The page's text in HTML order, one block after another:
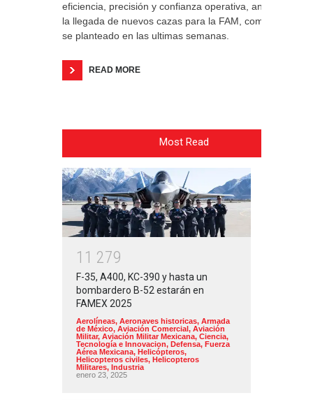
eficiencia, precisión y confianza operativa, ante
la llegada de nuevos cazas para la FAM, como
se planteado en las ultimas semanas.
READ MORE
Most Read
1 1 279
F-35, A400, KC-390 y hasta un
bombardero B-52 estarán en
FAMEX 2025
Aerolíneas, Aeronaves historicas, Armada
de México, Aviación Comercial, Aviación
Militar, Aviación Militar Mexicana, Ciencia,
Tecnología e Innovacion, Defensa, Fuerza
Aérea Mexicana, Helicópteros,
Helicopteros civiles, Helicopteros
Militares, Industria
enero 23, 2025